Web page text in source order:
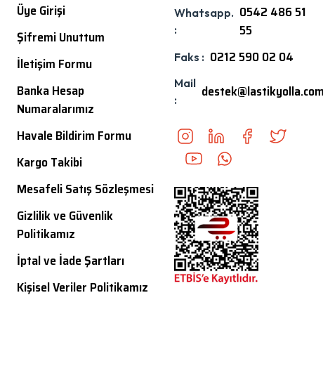
Üye Girişi
Şifremi Unuttum
İletişim Formu
Banka Hesap
Numaralarımız
Havale Bildirim Formu
Kargo Takibi
Mesafeli Satış Sözleşmesi
Gizlilik ve Güvenlik
Politikamız
İptal ve İade Şartları
Kişisel Veriler Politikamız
Whatsapp.
:
0542 486 51
55
Faks : 0212 590 02 04
Mail
: